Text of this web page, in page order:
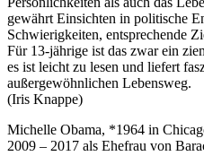
gewährt Einsichten in politische
Schwierigkeiten, entsprechende
Für 13-jährige ist das zwar ein
es ist leicht zu lesen und liefert
außergewöhnlichen Lebensweg.
(Iris Knappe)
Michelle Obama, *1964 in
2009 – 2017 als Ehefrau von